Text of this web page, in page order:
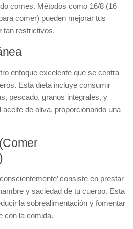
comes. Métodos como 16/8 (16
comer) pueden mejorar tus
tan restrictivos.
enfoque excelente que se centra
Esta dieta incluye consumir
pescado, granos integrales, y
de oliva, proporcionando una
consiste en prestar
y saciedad de tu cuerpo. Esta
la sobrealimentación y fomentar
con la comida.